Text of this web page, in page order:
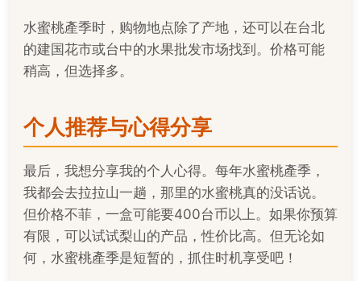
水蜜桃產季时，购物地点除了产地，还可以在台北
的建国花市或台中的水果批发市场找到。价格可能
稍高，但选择多。
个人推荐与心得分享
最后，我想分享我的个人心得。每年水蜜桃產季，
我都会去拉拉山一趟，那里的水蜜桃真的没话说。
但价格不菲，一盒可能要400台币以上。如果你预算
有限，可以试试梨山的产品，性价比高。但无论如
何，水蜜桃產季是短暂的，抓住时机享受吧！